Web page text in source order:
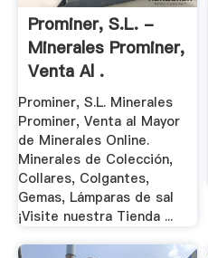
Prominer, S.L. -
Minerales Prominer,
Venta Al .
Prominer, S.L. Minerales
Prominer, Venta al Mayor
de Minerales Online.
Minerales de Colección,
Collares, Colgantes,
Gemas, Lámparas de sal
¡Visite nuestra Tienda ...